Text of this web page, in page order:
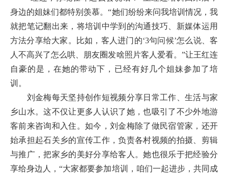
身边的姐妹们都特别羡慕。“她们纷纷来问我培训情况，我
就把笔记翻出来，将培训中学到的沟通技巧、新媒体运用
方法分享给大家。比如，客人进门的‘3句问候’怎么说、客
人不高兴了怎么哄、朋友圈发啥照片客人爱看。”让王红连
自豪的是，在她的带动下，已经有好几个姐妹参加了培
训。
刘金梅每天坚持创作短视频分享日常工作、生活与家
乡山水。这不仅让更多人认识了她，也吸引了不少外地游
客前来咨询和入住。如今，刘金梅除了做民宿管家，还开
始承担起石关乡的宣传工作，负责各村视频的拍摄、剪辑
与推广，把家乡的美好分享给客人。她也很乐于把经验分
享给身边人，“大家都要参加培训，咱们一起进步，共同成